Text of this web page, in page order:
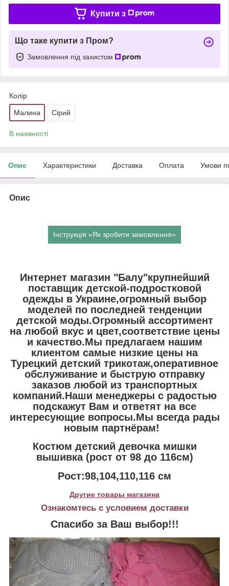
Купити з
Що таке купити з Пром?
Замовлення під захистом
Колір
Малина Сірий
В наявності
Опис Характеристики Доставка Оплата Умови
Опис
Інструкція «Як зробити замовлення»
Интернет магазин "Балу"крупнейший
поставщик детской-подростковой
одежды в Украине,огромный выбор
моделей по последней тенденции
детской моды.Огромный ассортимент
на любой вкус и цвет,соответствие цены
и качество.Мы предлагаем нашим
клиентом самые низкие цены на
Турецкий детский трикотаж,оперативное
обслуживание и быструю отправку
заказов любой из транспортных
компаний.Наши менеджеры с радостью
подскажут Вам и ответят на все
интересующие вопросы.Мы всегда рады
новым партнёрам!
Костюм детский девочка мишки
вышивка (рост от 98 до 116см)
Рост:98,104,110,116 см
Другие товары магазина
Ознакомтесь с условием доставки
Спасибо за Ваш выбор!!!